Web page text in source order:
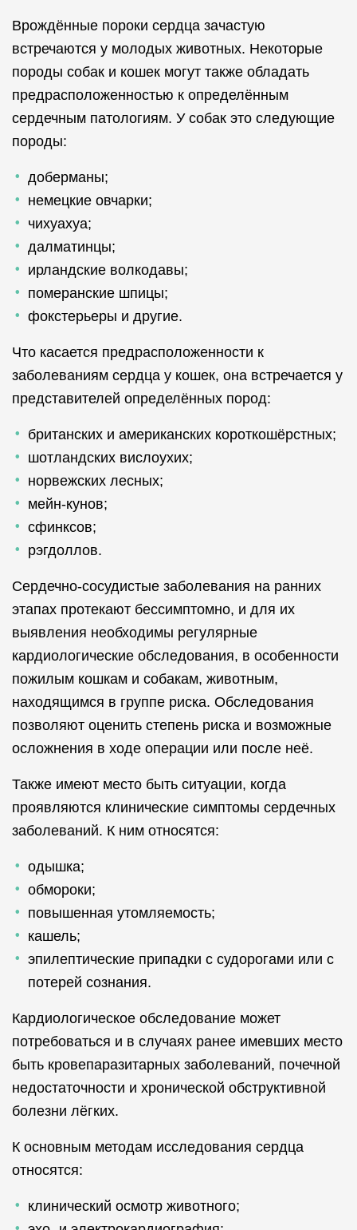
Врождённые пороки сердца зачастую
встречаются у молодых животных. Некоторые
породы собак и кошек могут также обладать
предрасположенностью к определённым
сердечным патологиям. У собак это следующие
породы:
доберманы;
немецкие овчарки;
чихуахуа;
далматинцы;
ирландские волкодавы;
померанские шпицы;
фокстерьеры и другие.
Что касается предрасположенности к
заболеваниям сердца у кошек, она встречается у
представителей определённых пород:
британских и американских короткошёрстных;
шотландских вислоухих;
норвежских лесных;
мейн-кунов;
сфинксов;
рэгдоллов.
Сердечно-сосудистые заболевания на ранних
этапах протекают бессимптомно, и для их
выявления необходимы регулярные
кардиологические обследования, в особенности
пожилым кошкам и собакам, животным,
находящимся в группе риска. Обследования
позволяют оценить степень риска и возможные
осложнения в ходе операции или после неё.
Также имеют место быть ситуации, когда
проявляются клинические симптомы сердечных
заболеваний. К ним относятся:
одышка;
обмороки;
повышенная утомляемость;
кашель;
эпилептические припадки с судорогами или с
потерей сознания.
Кардиологическое обследование может
потребоваться и в случаях ранее имевших место
быть кровепаразитарных заболеваний, почечной
недостаточности и хронической обструктивной
болезни лёгких.
К основным методам исследования сердца
относятся:
клинический осмотр животного;